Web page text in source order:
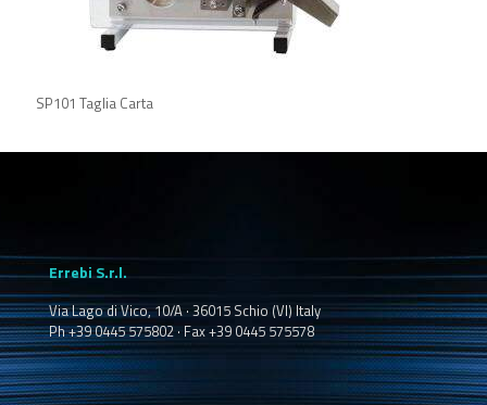
SP101 Taglia Carta
Errebi S.r.l.
Via Lago di Vico, 10/A · 36015 Schio (VI) Italy
Ph +39 0445 575802 · Fax +39 0445 575578